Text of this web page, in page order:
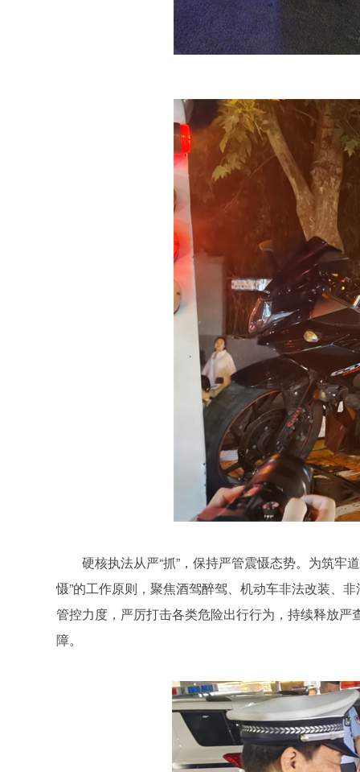
硬核执法从严“抓”，保持严管震慑态势。为筑牢
慑”的工作原则，聚焦酒驾醉驾、机动车非法改装、
管控力度，严厉打击各类危险出行行为，持续释放
障。